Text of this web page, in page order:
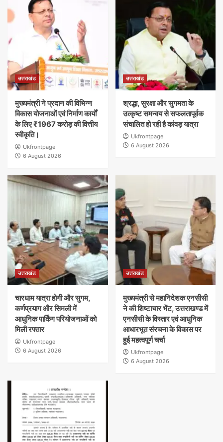
उत्तराखंड
मुख्यमंत्री ने प्रदान की विभिन्न
विकास योजनाओं एवं निर्माण कार्यों
के लिए ₹1967 करोड़ की वित्तीय
स्वीकृति।
Ukfrontpage
6 August 2026
उत्तराखंड
श्रद्धा, सुरक्षा और सुगमता के
उत्कृष्ट समन्वय से सफलतापूर्वक
संचालित हो रही है कांवड़ यात्रा
Ukfrontpage
6 August 2026
उत्तराखंड
चारधाम यात्रा होगी और सुगम,
कर्णप्रयाग और सिमली में
आधुनिक पार्किंग परियोजनाओं को
मिली रफ्तार
Ukfrontpage
6 August 2026
उत्तराखंड
मुख्यमंत्री से महानिदेशक एनसीसी
ने की शिष्टाचार भेंट, उत्तराखण्ड में
एनसीसी के विस्तार एवं आधुनिक
आधारभूत संरचना के विकास पर
हुई महत्वपूर्ण चर्चा
Ukfrontpage
6 August 2026